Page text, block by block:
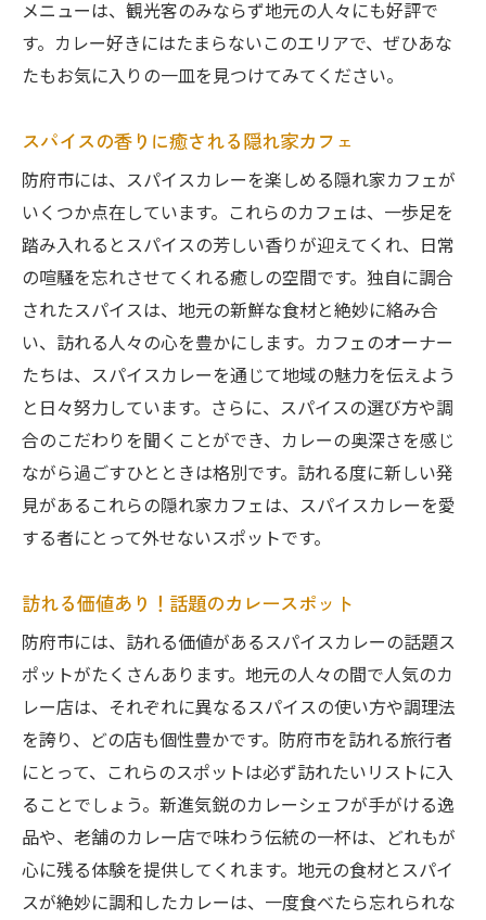
メニューは、観光客のみならず地元の人々にも好評で
す。カレー好きにはたまらないこのエリアで、ぜひあな
たもお気に入りの一皿を見つけてみてください。
スパイスの香りに癒される隠れ家カフェ
防府市には、スパイスカレーを楽しめる隠れ家カフェが
いくつか点在しています。これらのカフェは、一歩足を
踏み入れるとスパイスの芳しい香りが迎えてくれ、日常
の喧騒を忘れさせてくれる癒しの空間です。独自に調合
されたスパイスは、地元の新鮮な食材と絶妙に絡み合
い、訪れる人々の心を豊かにします。カフェのオーナー
たちは、スパイスカレーを通じて地域の魅力を伝えよう
と日々努力しています。さらに、スパイスの選び方や調
合のこだわりを聞くことができ、カレーの奥深さを感じ
ながら過ごすひとときは格別です。訪れる度に新しい発
見があるこれらの隠れ家カフェは、スパイスカレーを愛
する者にとって外せないスポットです。
訪れる価値あり！話題のカレースポット
防府市には、訪れる価値があるスパイスカレーの話題ス
ポットがたくさんあります。地元の人々の間で人気のカ
レー店は、それぞれに異なるスパイスの使い方や調理法
を誇り、どの店も個性豊かです。防府市を訪れる旅行者
にとって、これらのスポットは必ず訪れたいリストに入
ることでしょう。新進気鋭のカレーシェフが手がける逸
品や、老舗のカレー店で味わう伝統の一杯は、どれもが
心に残る体験を提供してくれます。地元の食材とスパイ
スが絶妙に調和したカレーは、一度食べたら忘れられな